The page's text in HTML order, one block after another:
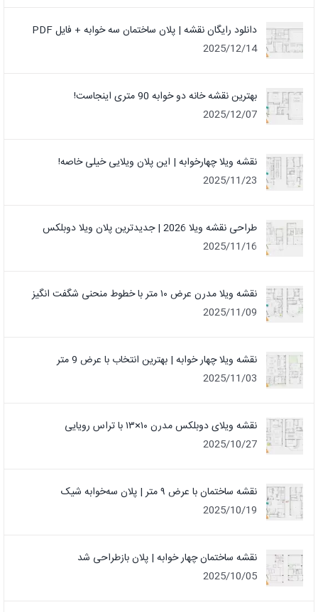
دانلود رایگان نقشه | پلان ساختمان سه خوابه + فایل PDF
2025/12/14
بهترین نقشه خانه دو خوابه 90 متری اینجاست!
2025/12/07
نقشه ویلا چهارخوابه | این پلان ویلایی خیلی خاصه!
2025/11/23
طراحی نقشه ویلا 2026 | جدیدترین پلان ویلا دوبلکس
2025/11/16
نقشه ویلا مدرن عرض ۱۰ متر با خطوط منحنی شگفت انگیز
2025/11/09
نقشه ویلا چهار خوابه | بهترین انتخاب با عرض 9 متر
2025/11/03
نقشه ویلای دوبلکس مدرن ۱۰×۱۳ با تراس رویایی
2025/10/27
نقشه ساختمان با عرض ۹ متر | پلان سه‌خوابه شیک
2025/10/19
نقشه ساختمان چهار خوابه | پلان بازطراحی شد
2025/10/05